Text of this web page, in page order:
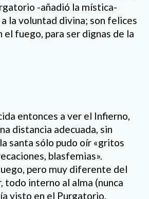
-añadió la mística-
la voluntad divina; son felices
el fuego, para ser dignas de la
entonces a ver el Infierno,
distancia adecuada, sin
santa sólo pudo oír «gritos
blasfemias».
pero muy diferente del
todo interno al alma (nunca
visto en el Purgatorio.